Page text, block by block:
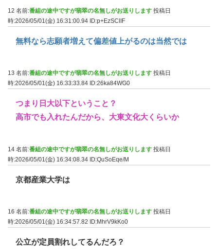
12 名前:番組の途中ですが翡翠の名無しがお送りします 投稿日
時:2026/05/01(金) 16:31:00.94 ID:p+EzSClIF
無料なら志願者増えて偏差値上がるのは当然では
13 名前:番組の途中ですが翡翠の名無しがお送りします 投稿日
時:2026/05/01(金) 16:33:33.84 ID:26ka84WG0
つまり日大以下ということ？
高市でも入れたんだから、大東文化大くらいか
14 名前:番組の途中ですが翡翠の名無しがお送りします 投稿日
時:2026/05/01(金) 16:34:08.34 ID:QuSoEqe/M
京都産業大学は
16 名前:番組の途中ですが翡翠の名無しがお送りします 投稿日
時:2026/05/01(金) 16:34:57.82
ID:MhrV9kKo0
公立が定員割れしてるんだろ？